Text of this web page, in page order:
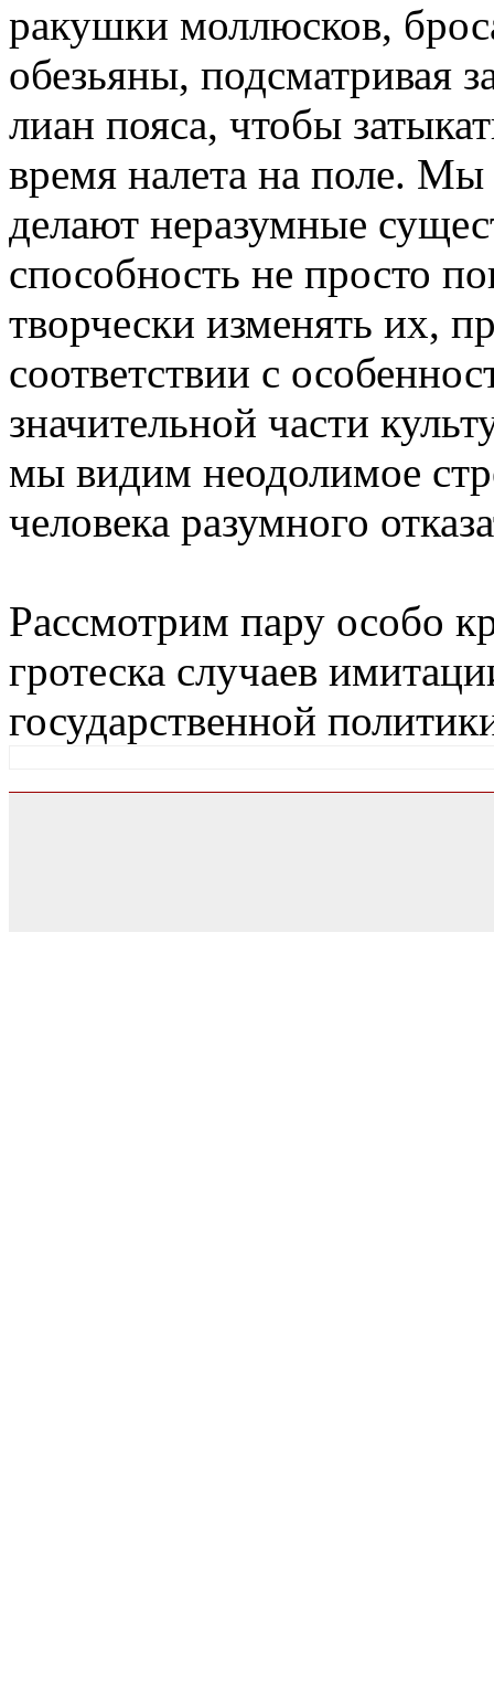
ракушки моллюсков,
обезьяны, подсматривая
лиан пояса, чтобы
время налета на поле. Мы
делают неразумные
способность не просто
творчески изменять их,
соответствии с
значительной части
мы видим неодолимое
человека разумного
Рассмотрим пару особо
гротеска случаев
государственной